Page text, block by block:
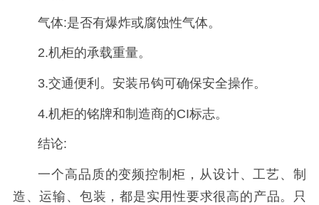
气体:是否有爆炸或腐蚀性气体。
2.机柜的承载重量。
3.交通便利。安装吊钩可确保安全操作。
4.机柜的铭牌和制造商的CI标志。
结论:
一个高品质的变频控制柜，从设计、工艺、制
造、运输、包装，都是实用性要求很高的产品。只